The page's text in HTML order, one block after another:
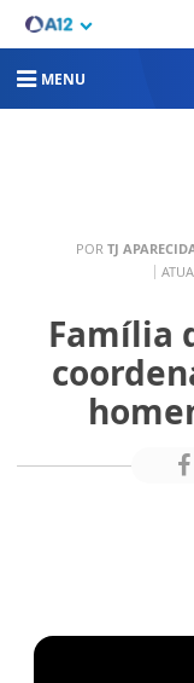
MENU
POR TJ
Família